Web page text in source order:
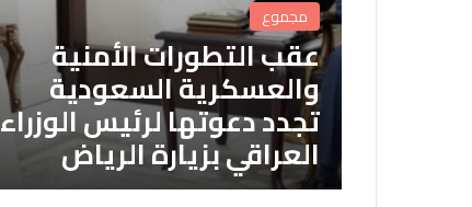
مجموع
عقب التطورات الأمنية
والعسكرية السعودية
تجدد دعوتها لرئيس الوزراء
العراقي بزيارة الرياض